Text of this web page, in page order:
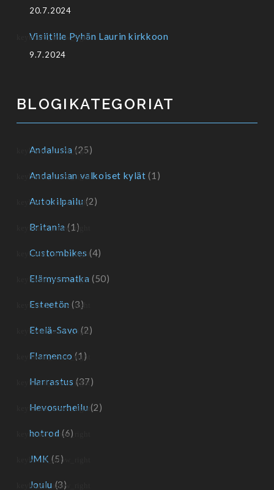
20.7.2024
Visiitille Pyhän Laurin kirkkoon
9.7.2024
BLOGIKATEGORIAT
Andalusia (25)
Andalusian valkoiset kylät (1)
Autokilpailu (2)
Britania (1)
Custombikes (4)
Elämysmatka (50)
Esteetön (3)
Etelä-Savo (2)
Flamenco (1)
Harrastus (37)
Hevosurheilu (2)
hotrod (6)
JMK (5)
Joulu (3)